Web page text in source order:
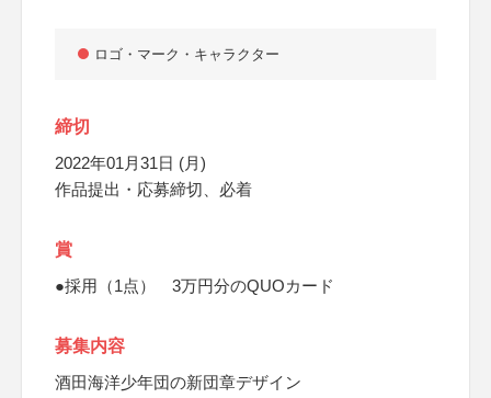
ロゴ・マーク・キャラクター
締切
2022年01月31日 (月)
作品提出・応募締切、必着
賞
●採用（1点） 3万円分のQUOカード
募集内容
酒田海洋少年団の新団章デザイン